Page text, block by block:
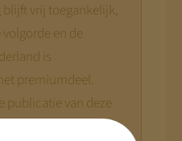
vrij toegankelijk,
en de
is
premiumdeel.
publicatie van deze